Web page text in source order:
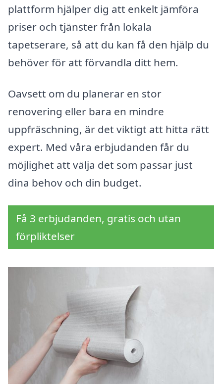
plattform hjälper dig att enkelt jämföra
priser och tjänster från lokala
tapetserare, så att du kan få den hjälp du
behöver för att förvandla ditt hem.
Oavsett om du planerar en stor
renovering eller bara en mindre
uppfräschning, är det viktigt att hitta rätt
expert. Med våra erbjudanden får du
möjlighet att välja det som passar just
dina behov och din budget.
Få 3 erbjudanden, gratis och utan
förpliktelser